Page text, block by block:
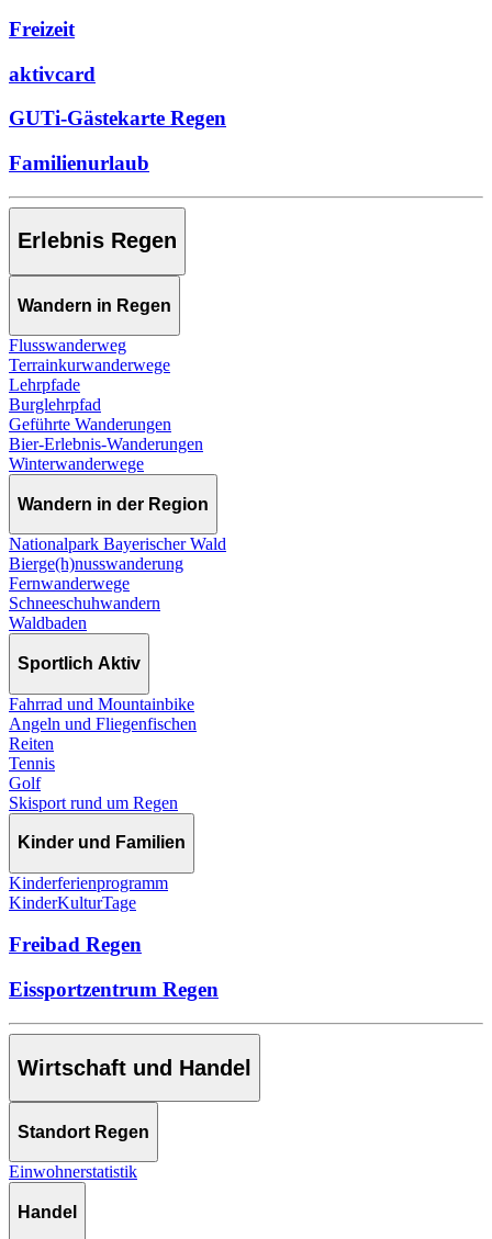
Freizeit
aktivcard
GUTi-Gästekarte Regen
Familienurlaub
Erlebnis Regen
Wandern in Regen
Flusswanderweg
Terrainkurwanderwege
Lehrpfade
Burglehrpfad
Geführte Wanderungen
Bier-Erlebnis-Wanderungen
Winterwanderwege
Wandern in der Region
Nationalpark Bayerischer Wald
Bierge(h)nusswanderung
Fernwanderwege
Schneeschuhwandern
Waldbaden
Sportlich Aktiv
Fahrrad und Mountainbike
Angeln und Fliegenfischen
Reiten
Tennis
Golf
Skisport rund um Regen
Kinder und Familien
Kinderferienprogramm
KinderKulturTage
Freibad Regen
Eissportzentrum Regen
Wirtschaft und Handel
Standort Regen
Einwohnerstatistik
Handel